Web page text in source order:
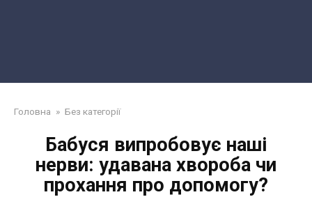
Головна » Без категорії
Бабуся випробовує наші
нерви: удавана хвороба чи
прохання про допомогу?